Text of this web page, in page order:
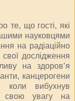
те, що гості, які
науковцями
на радіаційно
дослідження
на здоров’я
канцерогени
коли вибухнув
свою увагу на